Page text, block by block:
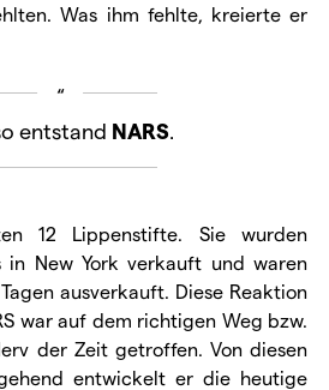
Was ihm fehlte, kreierte er
entstand NARS
12 Lippenstifte. Sie wurden
in New York verkauft und waren
ausverkauft. Diese Reaktion
war auf dem richtigen Weg bzw.
der Zeit getroffen. Von diesen
entwickelt er die heutige